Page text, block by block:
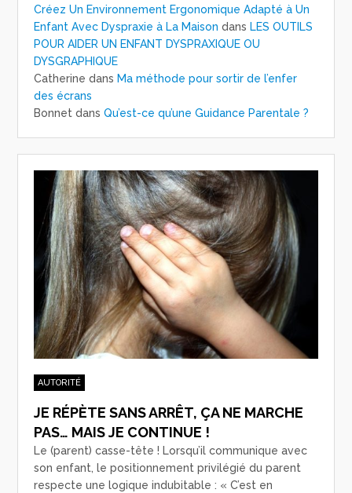
Créez Un Environnement Ergonomique Adapté à Un
Enfant Avec Dyspraxie à La Maison dans LES OUTILS
POUR AIDER UN ENFANT DYSPRAXIQUE OU
DYSGRAPHIQUE
Catherine dans Ma méthode pour sortir de l’enfer
des écrans
Bonnet dansQu’est-ce qu’une Guidance Parentale ?
AUTORITÉ
JE RÉPÈTE SANS ARRÊT, ÇA NE MARCHE
PAS… MAIS JE CONTINUE !
Le (parent) casse-tête ! Lorsqu’il communique avec
son enfant, le positionnement privilégié du parent
respecte une logique indubitable : « C’est en